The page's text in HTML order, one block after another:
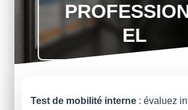
EL
Test de mobilité interne : évaluez